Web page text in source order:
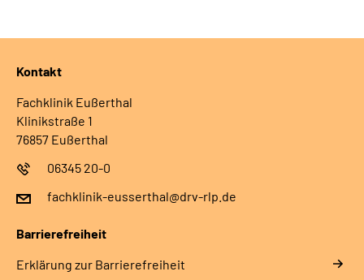
Kontakt
Fachklinik Eußerthal
Klinikstraße 1
76857 Eußerthal
06345 20-0
fachklinik-eusserthal@drv-rlp.de
Barrierefreiheit
Erklärung zur Barrierefreiheit